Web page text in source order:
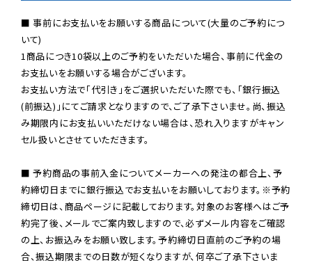
■ 事前にお支払いをお願いする商品について(大量のご予約につ
いて)
1商品につき10袋以上のご予約をいただいた場合、事前に代金の
お支払いをお願いする場合がございます。
お支払い方法で「代引き」をご選択いただいた際でも、「銀行振込
(前振込)」にてご請求となりますので、ご了承下さいませ。尚、振込
み期限内にお支払いいただけない場合は、恐れ入りますがキャン
セル扱いとさせていただきます。
■ 予約商品の事前入金についてメーカーへの発注の都合上、予
約締切日までに銀行振込でお支払いをお願いしております。※予約
締切日は、商品ページに記載しております。対象のお客様へはご予
約完了後、メールでご案内致しますので、必ずメール内容をご確認
の上、お振込みをお願い致します。予約締切日直前のご予約の場
合、振込期限までの日数が短くなりますが、何卒ご了承下さいま